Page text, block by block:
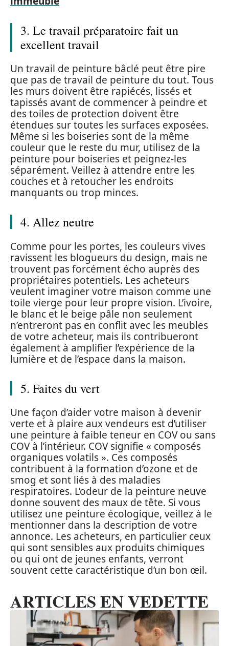
3. Le travail préparatoire fait un
excellent travail
Un travail de peinture bâclé peut être pire
que pas de travail de peinture du tout. Tous
les murs doivent être rapiécés, lissés et
tapissés avant de commencer à peindre et
des toiles de protection doivent être
étendues sur toutes les surfaces exposées.
Même si les boiseries sont de la même
couleur que le reste du mur, utilisez de la
peinture pour boiseries et peignez-les
séparément. Veillez à attendre entre les
couches et à retoucher les endroits
manquants ou trop minces.
4. Allez neutre
Comme pour les portes, les couleurs vives
ravissent les blogueurs du design, mais ne
trouvent pas forcément écho auprès des
propriétaires potentiels. Les acheteurs
veulent imaginer votre maison comme une
toile vierge pour leur propre vision. L’ivoire,
le blanc et le beige pâle non seulement
n’entreront pas en conflit avec les meubles
de votre acheteur, mais ils contribueront
également à amplifier l’expérience de la
lumière et de l’espace dans la maison.
5. Faites du vert
Une façon d’aider votre maison à devenir
verte et à plaire aux vendeurs est d’utiliser
une peinture à faible teneur en COV ou sans
COV à l’intérieur. COV signifie « composés
organiques volatils ». Ces composés
contribuent à la formation d’ozone et de
smog et sont liés à des maladies
respiratoires. L’odeur de la peinture neuve
donne souvent des maux de tête. Si vous
utilisez une peinture écologique, veillez à le
mentionner dans la description de votre
annonce. Les acheteurs, en particulier ceux
qui sont sensibles aux produits chimiques
ou qui ont de jeunes enfants, verront
souvent cette caractéristique d’un bon œil.
ARTICLES EN VEDETTE